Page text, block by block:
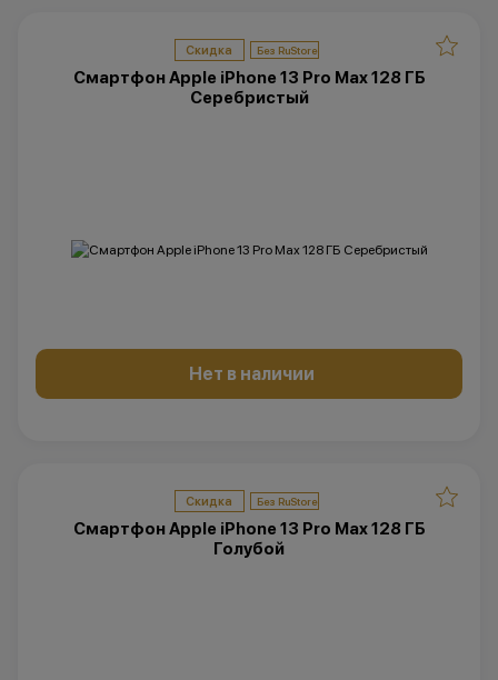
Скидка
Смартфон Apple iPhone 13 Pro Max 128 ГБ
Серебристый
Нет в наличии
Скидка
Смартфон Apple iPhone 13 Pro Max 128 ГБ
Голубой